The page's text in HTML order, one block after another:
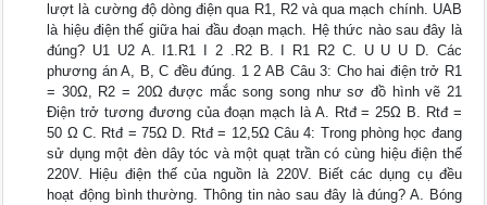
lượt là cường độ dòng điện qua R1, R2 và qua mạch chính. UAB
là hiệu điện thế giữa hai đầu đoạn mạch. Hệ thức nào sau đây là
đúng? U1 U2 A. I1.R1 I 2 .R2 B. I R1 R2 C. U U U D. Các
phương án A, B, C đều đúng. 1 2 AB Câu 3: Cho hai điện trở R1
= 30Ω, R2 = 20Ω được mắc song song như sơ đồ hình vẽ 21
Điện trở tương đương của đoạn mạch là A. Rtđ = 25Ω B. Rtđ =
50 Ω C. Rtđ = 75Ω D. Rtđ = 12,5Ω Câu 4: Trong phòng học đang
sử dụng một đèn dây tóc và một quạt trần có cùng hiệu điện thế
220V. Hiệu điện thế của nguồn là 220V. Biết các dụng cụ đều
hoạt động bình thường. Thông tin nào sau đây là đúng? A. Bóng